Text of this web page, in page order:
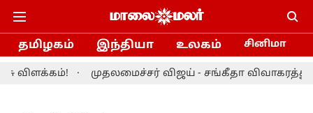
தமிழகம் இந்தியா உலகம் சினிமா
முதலமைச்சர் விஜய் - சங்கீதா விவாகரத்து